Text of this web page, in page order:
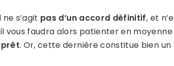
s’agit pas d’un accord définitif, et
vous faudra alors patienter en
prêt. Or, cette dernière constitue bien